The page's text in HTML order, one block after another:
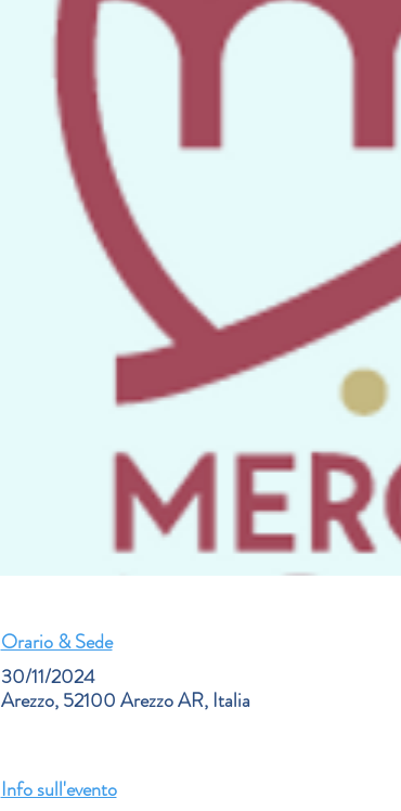
Orario & Sede
30/11/2024
Arezzo, 52100 Arezzo AR, Italia
Info sull'evento